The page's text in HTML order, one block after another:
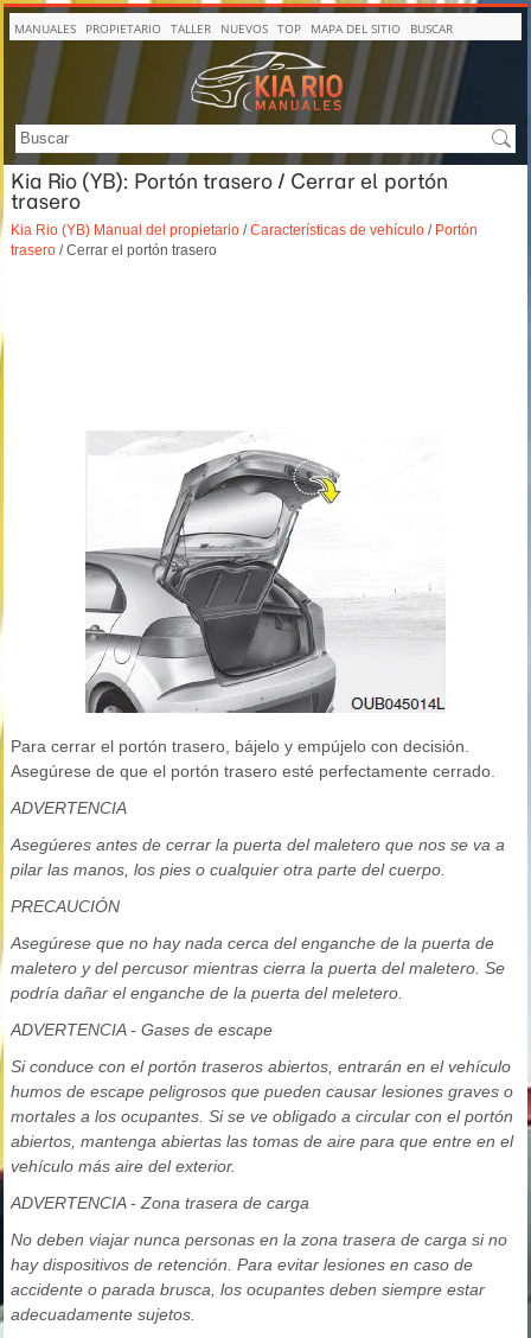
MANUALES PROPIETARIO TALLER NUEVOS TOP MAPA DEL SITIO BUSCAR
Kia Rio (YB): Portón trasero / Cerrar el portón
trasero
Kia Rio (YB) Manual del propietario /Características de vehículo / Portón
trasero / Cerrar el portón trasero
Para cerrar el portón trasero, bájelo y empújelo con decisión.
Asegúrese de que el portón trasero esté perfectamente cerrado.
ADVERTENCIA
Asegúeres antes de cerrar la puerta del maletero que nos se va a
pilar las manos, los pies o cualquier otra parte del cuerpo.
PRECAUCIÓN
Asegúrese que no hay nada cerca del enganche de la puerta de
maletero y del percusor mientras cierra la puerta del maletero. Se
podría dañar el enganche de la puerta del meletero.
ADVERTENCIA - Gases de escape
Si conduce con el portón traseros abiertos, entrarán en el vehículo
humos de escape peligrosos que pueden causar lesiones graves o
mortales a los ocupantes. Si se ve obligado a circular con el portón
abiertos, mantenga abiertas las tomas de aire para que entre en el
vehículo más aire del exterior.
ADVERTENCIA - Zona trasera de carga
No deben viajar nunca personas en la zona trasera de carga si no
hay dispositivos de retención. Para evitar lesiones en caso de
accidente o parada brusca, los ocupantes deben siempre estar
adecuadamente sujetos.